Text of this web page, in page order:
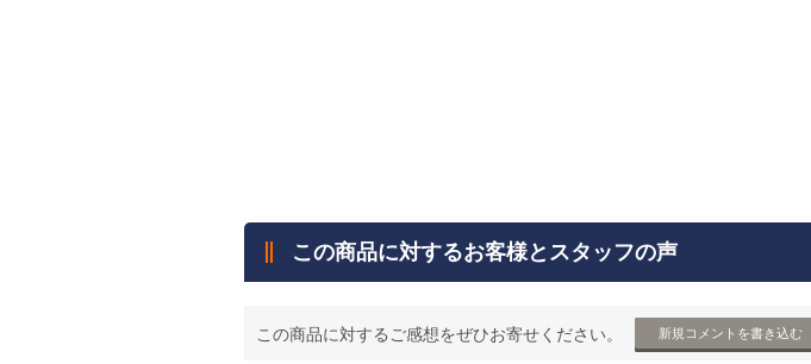
この商品に対するお客様とスタッフの声
この商品に対するご感想をぜひお寄せください。 新規コメントを書き込む